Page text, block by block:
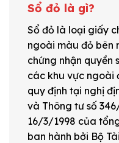
Sổ đỏ là gì?
Sổ đỏ là loại giấy
ngoài màu đỏ bên
chứng nhận quyền
các khu vực ngoài
quy định tại nghị
và Thông tư số
16/3/1998 của
ban hành bởi Bộ